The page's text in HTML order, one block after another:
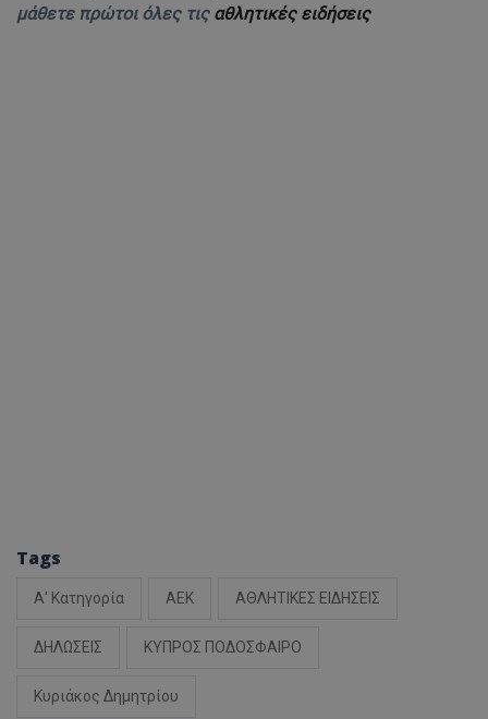
μάθετε πρώτοι όλες τις αθλητικές ειδήσεις
Tags
Α' Κατηγορία ΑΕΚ ΑΘΛΗΤΙΚΕΣ ΕΙΔΗΣΕΙΣ
ΔΗΛΩΣΕΙΣ ΚΥΠΡΟΣ ΠΟΔΟΣΦΑΙΡΟ
Κυριάκος Δημητρίου